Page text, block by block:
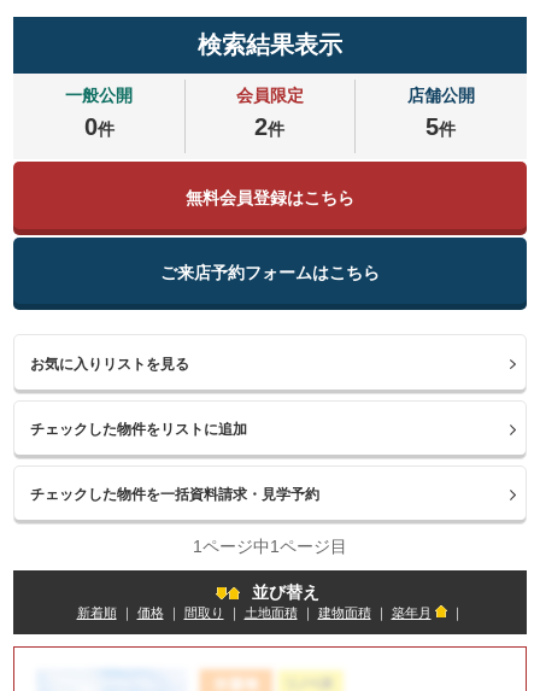
検索結果表示
一般公開
0件
会員限定
2件
店舗公開
5件
無料会員登録はこちら
ご来店予約フォームはこちら
お気に入りリストを見る
1ページ中1ページ目
並び替え
新着順｜ 価格｜ 間取り 土地面積｜ 建物面積｜ 築年月 ｜